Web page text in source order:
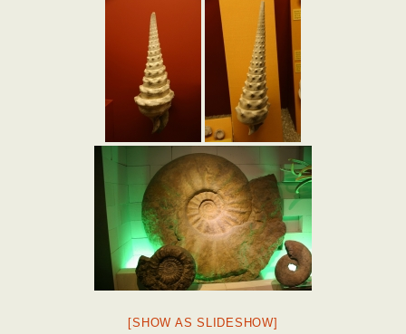
[SHOW AS SLIDESHOW]